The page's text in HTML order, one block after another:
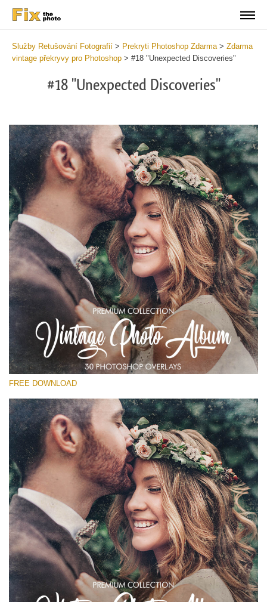
Služby Retušování Fotografií > Prekryti Photoshop Zdarma> Zdarma
vintage překryvy pro Photoshop > #18 "Unexpected Discoveries"
#18 "Unexpected Discoveries"
Prosím vyberte
Free Vintage Overlay #18
Small 800*533px
Vintage Photo Album
(30 Overlays)
Light Sparkling
(740 Overlays)
Large 6000*4000px
Entire Collection
(1783 Overlays)
Large 6000*4000px
Stažení zdarma
FREE DOWNLOAD